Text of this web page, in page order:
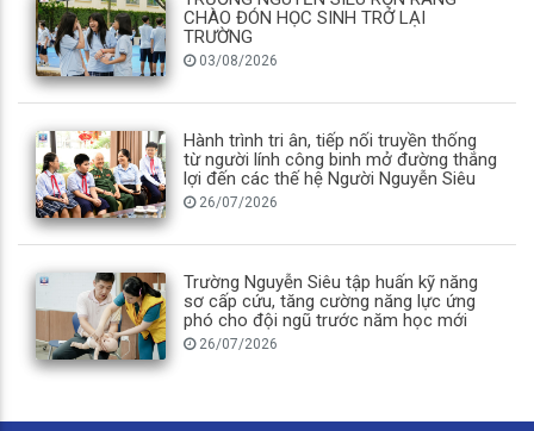
CHÀO ĐÓN HỌC SINH TRỞ LẠI
TRƯỜNG
03/08/2026
Hành trình tri ân, tiếp nối truyền thống
từ người lính công binh mở đường thắng
lợi đến các thế hệ Người Nguyễn Siêu
26/07/2026
Trường Nguyễn Siêu tập huấn kỹ năng
sơ cấp cứu, tăng cường năng lực ứng
phó cho đội ngũ trước năm học mới
26/07/2026